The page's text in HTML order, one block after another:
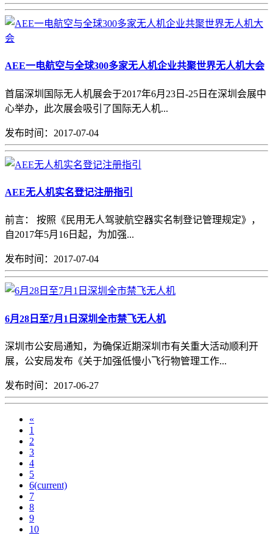
AEE一电航空与全球300多家无人机企业共聚世界无人机大会
首届深圳国际无人机展会于2017年6月23日-25日在深圳会展中
心举办，此次展会吸引了国际无人机...
发布时间：2017-07-04
AEE无人机实名登记注册指引
前言： 按照《民用无人驾驶航空器实名制登记管理规定》，
自2017年5月16日起，为加强...
发布时间：2017-07-04
6月28日至7月1日深圳全市禁飞无人机
深圳市公安局通知，为确保近期深圳市有关重大活动顺利开
展，公安局发布《关于加强低慢小飞行物管理工作...
发布时间：2017-06-27
«
1
2
3
4
5
6(current)
7
8
9
10